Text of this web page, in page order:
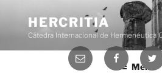
contenido
HERCRITIA
Cátedra Internacional de Hermenéutica
Menú
Correo
electrónico
Facebook